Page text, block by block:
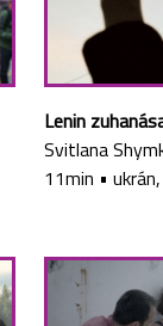
Lenin
Svitlana
11min •